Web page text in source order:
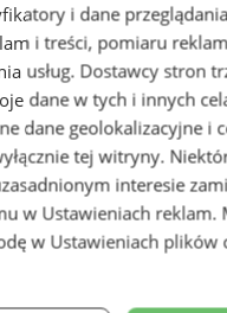
i dane
i treści, pomiaru
usług. Dostawcy stron
dane w tych i innych
dane geolokalizacyjne i
tej witryny.
interesie
w Ustawieniach reklam.
w Ustawieniach plików